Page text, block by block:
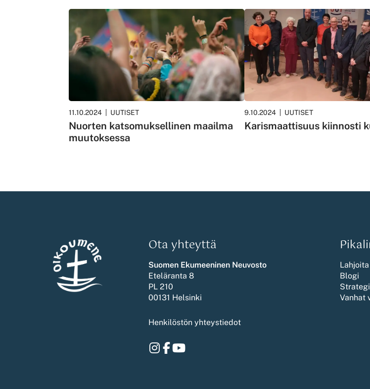
11.10.2024 UUTISET
Nuorten katsomuksellinen maailma
muutoksessa
9.10.2024 UUTISET
Karismaattisuus kiinnosti
Ota yhteyttä
Suomen Ekumeeninen Neuvosto
Eteläranta 8
PL 210
00131 Helsinki
Henkilöstön yhteystiedot
Instagram
Facebook
Youtube
Lahjoita
Blogi
Vanhat